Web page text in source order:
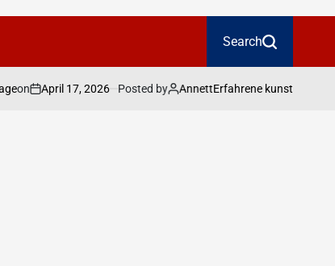
Search
April 17, 2026 Posted by AnnettErfahrene kunstgalerie